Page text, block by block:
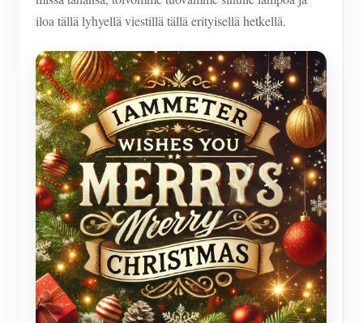
Virtuaalimittari
Sovellukset
Aurinkosähköjärjestelmän energianäyttö
Sähkönkulutuksen seuranta
PV-lämmittimen ohjausjärjestelmä
Kodin automatisointi
Tehdasenergian valvonta
Store
Resurssit
Tuotteen pika-aloitus
Asiakirja
Opetusvideo
FAQ
Uutiset
Yhteisö
Kehittäjä
Tutkia
Palkinto-ohjelma
Ottaa yhteyttä
Meistä
iloa tällä lyhyellä viestillä tällä erityisellä hetkellä.